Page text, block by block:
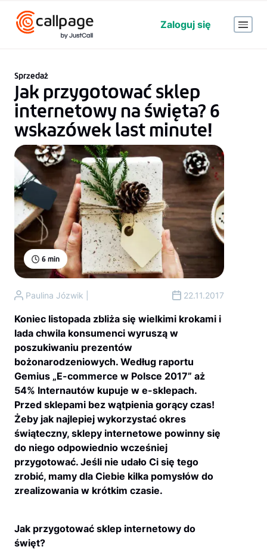
Zaloguj się
6 min
Sprzedaż
Jak przygotować sklep
internetowy na święta? 6
wskazówek last minute!
Koniec listopada zbliża się wielkimi krokami i
lada chwila konsumenci wyruszą w
poszukiwaniu prezentów
bożonarodzeniowych. Według raportu
Gemius „E-commerce w Polsce 2017” aż
54% Internautów kupuje w e-sklepach.
Przed sklepami bez wątpienia gorący czas!
Żeby jak najlepiej wykorzystać okres
świąteczny, sklepy internetowe powinny się
do niego odpowiednio wcześniej
przygotować. Jeśli nie udało Ci się tego
zrobić, mamy dla Ciebie kilka pomysłów do
zrealizowania w krótkim czasie.
Paulina Józwik | 22.11.2017
Jak przygotować sklep internetowy do
święt?